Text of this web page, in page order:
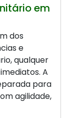
em
dos
e
qualquer
A
para
agilidade,